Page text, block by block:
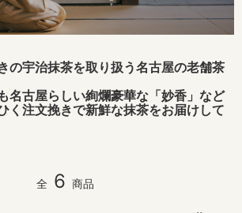
の宇治抹茶を取り扱う名古屋の老舗茶
名古屋らしい絢爛豪華な「妙香」など
く注文挽きで新鮮な抹茶をお届けして
全 6 商品